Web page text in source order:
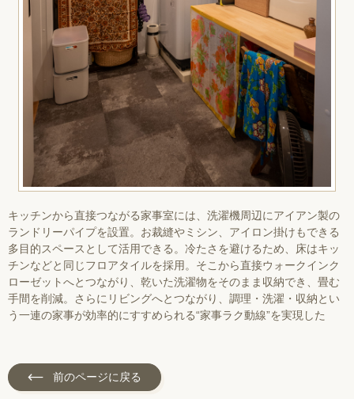
キッチンから直接つながる家事室には、洗濯機周辺にアイアン製の
ランドリーパイプを設置。お裁縫やミシン、アイロン掛けもできる
多目的スペースとして活用できる。冷たさを避けるため、床はキッ
チンなどと同じフロアタイルを採用。そこから直接ウォークインク
ローゼットへとつながり、乾いた洗濯物をそのまま収納でき、畳む
手間を削減。さらにリビングへとつながり、調理・洗濯・収納とい
う一連の家事が効率的にすすめられる“家事ラク動線”を実現した
前のページに戻る